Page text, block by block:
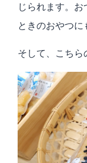
じられます。
ときのおやつに
そして、こちら